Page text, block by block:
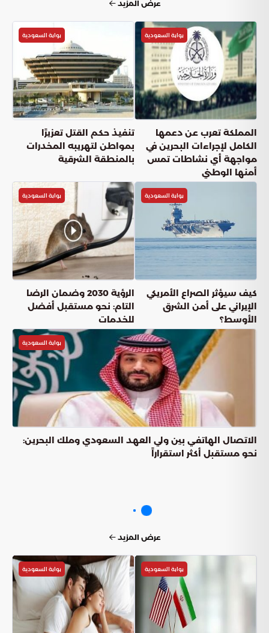
عرض المزيد
بوابة السعودية
المملكة تعرب عن دعمها
الكامل لإجراءات البحرين في
مواجهة أي نشاطات تمس
أمنها الوطني
بوابة السعودية
تنفيذ حكم القتل تعزيرًا
بمواطن لتهريبه المخدرات
بالمنطقة الشرقية
بوابة السعودية
كيف سيؤثر الصراع الأمريكي
الإيراني على أمن الشرق
الأوسط؟
بوابة السعودية
الرؤية 2030 وضمان الرضا
التام: نحو مستقبل أفضل
للخدمات
بوابة السعودية
الاتصال الهاتفي بين ولي العهد السعودي وملك البحرين:
نحو مستقبل أكثر استقراراً
عرض المزيد
بوابة السعودية بوابة السعودية